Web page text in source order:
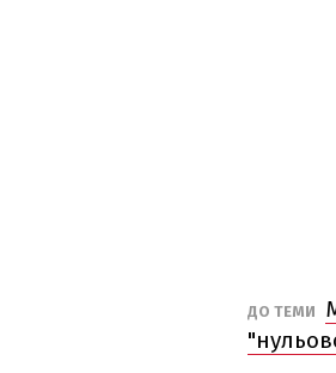
ДО ТЕМИ